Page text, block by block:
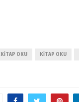
OKU KITAP OKU